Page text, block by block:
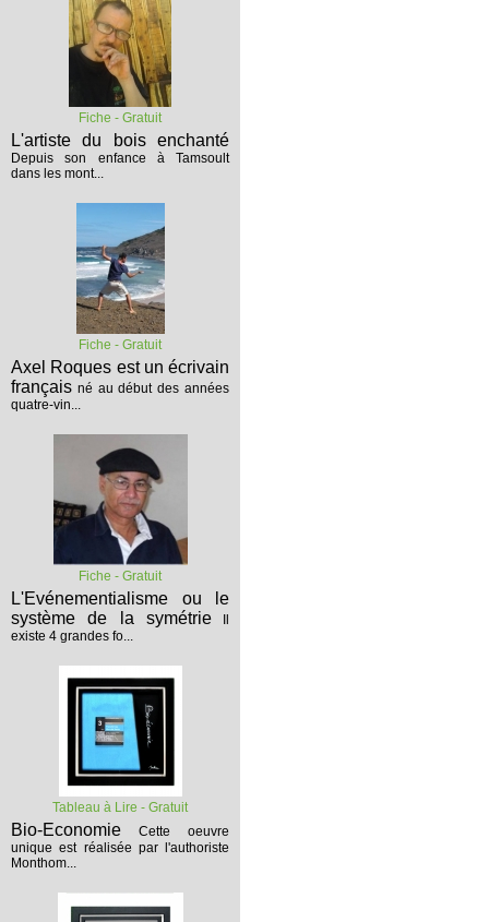
Fiche - Gratuit
L'artiste du bois enchanté
Depuis son enfance à Tamsoult
dans les mont...
Fiche - Gratuit
Axel Roques est un écrivain
français né au début des années
quatre-vin...
Fiche - Gratuit
L'Evénementialisme ou le
système de la symétrie
existe 4 grandes fo...
Tableau à Lire - Gratuit
Bio-Economie
Cette oeuvre
unique est réalisée par l'authoriste
Monthom...